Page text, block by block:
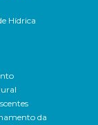
Hídrica
da